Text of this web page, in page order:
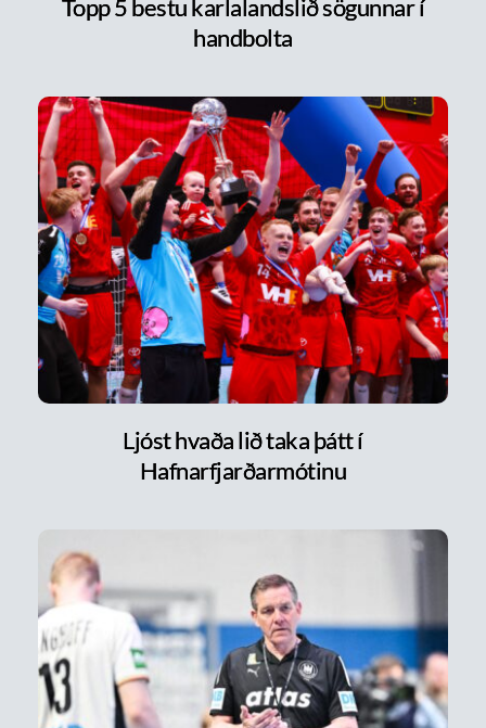
Topp 5 bestu karlalandslið sögunnar í
handbolta
Ljóst hvaða lið taka þátt í
Hafnarfjarðarmótinu